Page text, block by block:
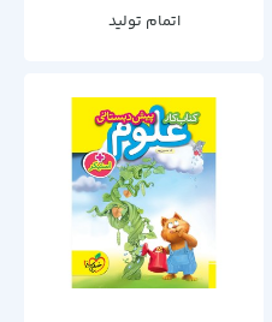
اتمام تولید